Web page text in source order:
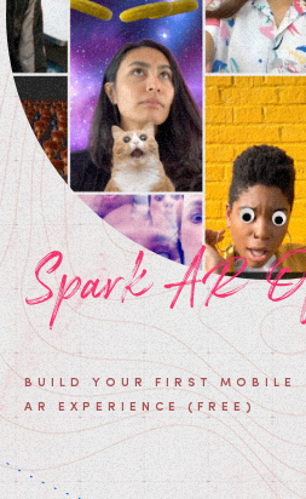
Spark AR
BUILD YOUR FIRST MOBILE
AR EXPERIENCE (FREE)